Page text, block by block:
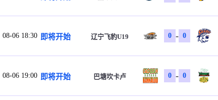
08-06 18:30 即将开始 辽宁飞豹U19 0 - 0
08-06 19:00 即将开始 巴塘坎卡卢 0 - 0